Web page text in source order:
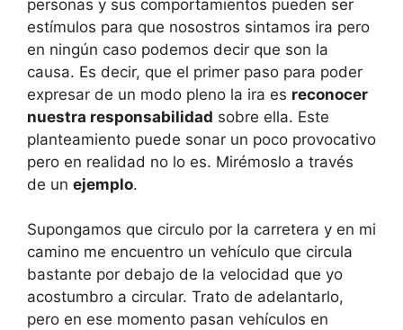
personas y sus comportamientos pueden ser
estímulos para que nosostros sintamos ira pero
en ningún caso podemos decir que son la
causa. Es decir, que el primer paso para poder
expresar de un modo pleno la ira es reconocer
nuestra responsabilidad sobre ella. Este
planteamiento puede sonar un poco provocativo
pero en realidad no lo es. Mirémoslo a través
de un ejemplo.
Supongamos que circulo por la carretera y en mi
camino me encuentro un vehículo que circula
bastante por debajo de la velocidad que yo
acostumbro a circular. Trato de adelantarlo,
pero en ese momento pasan vehículos en